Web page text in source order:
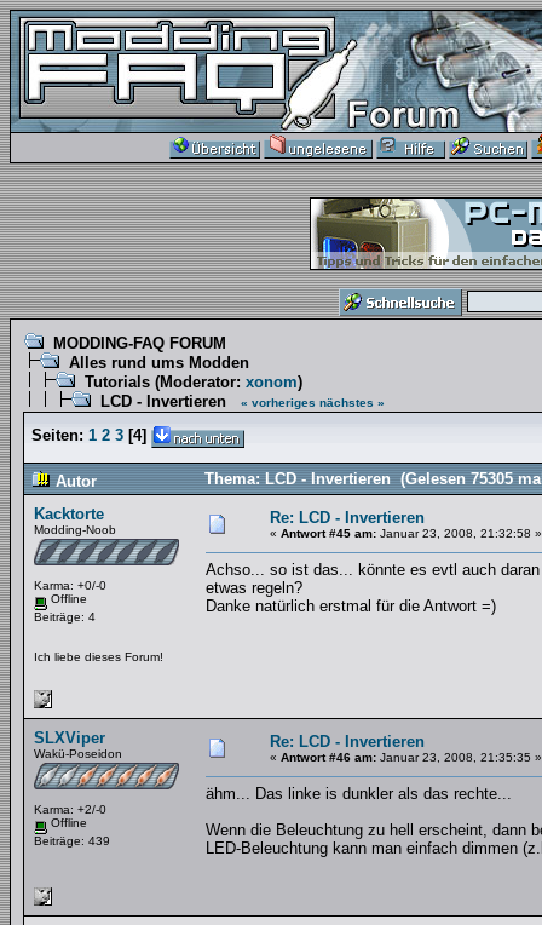
MODDING-FAQ FORUM
Alles rund ums Modden
Tutorials (Moderator: xonom)
LCD - Invertieren
« vorheriges nächstes »
Seiten: 1 2 3 [4]
Autor
Thema: LCD - Invertieren (Gelesen 75305
Kacktorte
Modding-Noob
Karma: +0/-0
Offline
Beiträge: 4
Ich liebe dieses Forum!
Re: LCD - Invertieren
« Antwort #45 am: Januar 23, 2008, 21:32:58 »
Achso... so ist das... könnte es evtl auch
etwas regeln?
Danke natürlich erstmal für die Antwort =)
SLXViper
Wakü-Poseidon
Karma: +2/-0
Offline
Beiträge: 439
Re: LCD - Invertieren
« Antwort #46 am: Januar 23, 2008, 21:35:35 »
ähm... Das linke is dunkler als das rechte...
Wenn die Beleuchtung zu hell erscheint, dann
LED-Beleuchtung kann man einfach dimmen